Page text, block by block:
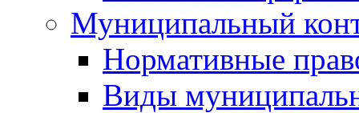
Муниципальный
Нормативные
Виды